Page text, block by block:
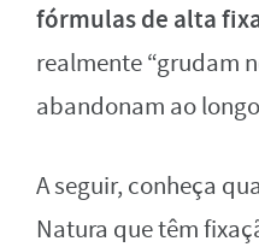
fórmulas de alta
realmente “grudam
abandonam ao
A seguir, conheça
Natura que têm